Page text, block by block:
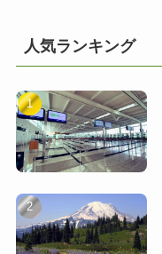
人気ランキング